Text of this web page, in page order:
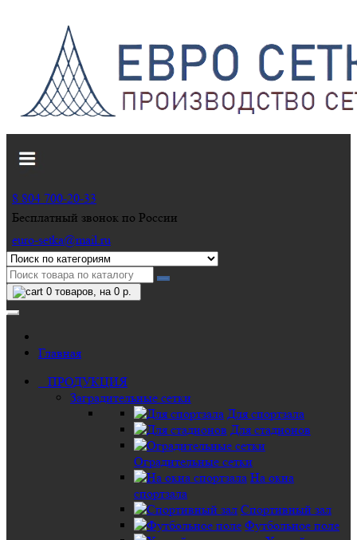
8 804 700-20-33
Бесплатный звонок по России
euro-setka@mail.ru
0 товаров, на 0 р.
Главная
ПРОДУКЦИЯ
Заградительные сетки
Для спортзала
Для стадионов
Оградительные сетки
На окна
спортзала
Спортивный зал
Футбольное поле